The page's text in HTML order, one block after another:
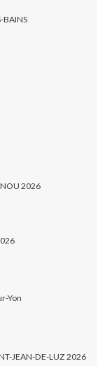
BAINS
2026
Yon
JEAN-DE-LUZ 2026